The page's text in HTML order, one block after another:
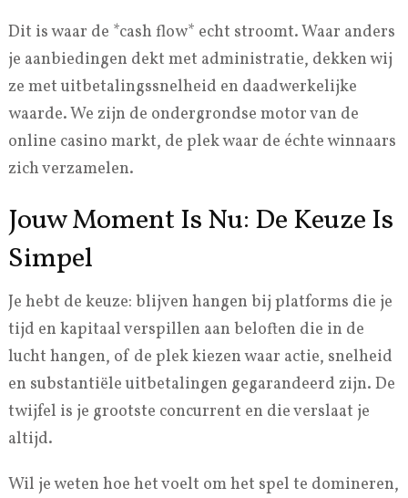
Dit is waar de *cash flow* echt stroomt. Waar anders
je aanbiedingen dekt met administratie, dekken wij
ze met uitbetalingssnelheid en daadwerkelijke
waarde. We zijn de ondergrondse motor van de
online casino markt, de plek waar de échte winnaars
zich verzamelen.
Jouw Moment Is Nu: De Keuze Is
Simpel
Je hebt de keuze: blijven hangen bij platforms die je
tijd en kapitaal verspillen aan beloften die in de
lucht hangen, of de plek kiezen waar actie, snelheid
en substantiële uitbetalingen gegarandeerd zijn. De
twijfel is je grootste concurrent en die verslaat je
altijd.
Wil je weten hoe het voelt om het spel te domineren,